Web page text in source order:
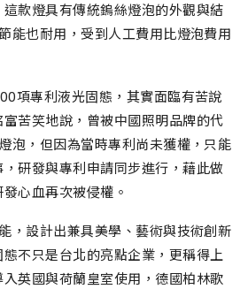
款燈具有傳統鎢絲燈泡的外觀與結
能也耐用，受到人工費用比燈泡費用
項專利液光固態，其實面臨有苦說
苦笑地說，曾被中國照明品牌的代
泡，但因為當時專利尚未獲權，只能
研發與專利申請同步進行，藉此做
心血再次被侵權。
，設計出兼具美學、藝術與技術創新
不只是台北的亮點企業，更稱得上
英國與荷蘭皇室使用，德國柏林歌